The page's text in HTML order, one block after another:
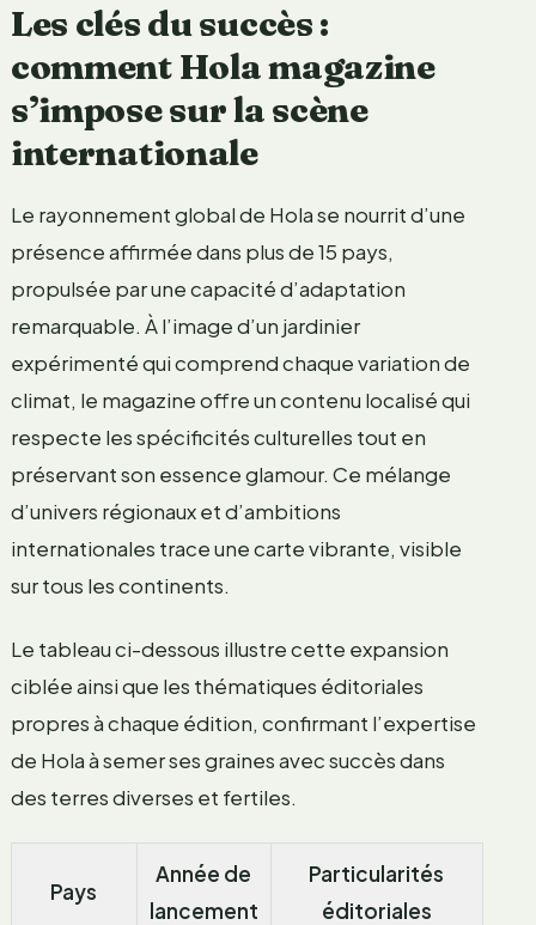
Les clés du succès :
comment Hola magazine
s’impose sur la scène
internationale
Le rayonnement global de Hola se nourrit d’une
présence affirmée dans plus de 15 pays,
propulsée par une capacité d’adaptation
remarquable. À l’image d’un jardinier
expérimenté qui comprend chaque variation de
climat, le magazine offre un contenu localisé qui
respecte les spécificités culturelles tout en
préservant son essence glamour. Ce mélange
d’univers régionaux et d’ambitions
internationales trace une carte vibrante, visible
sur tous les continents.
Le tableau ci-dessous illustre cette expansion
ciblée ainsi que les thématiques éditoriales
propres à chaque édition, confirmant l’expertise
de Hola à semer ses graines avec succès dans
des terres diverses et fertiles.
Pays
Année de
lancement
Particularités
éditoriales